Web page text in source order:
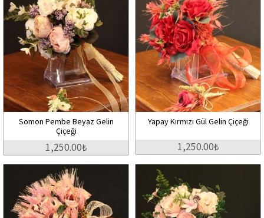
Somon Pembe Beyaz Gelin
Çiçeği
1,250.00₺
Yapay Kırmızı Gül Gelin Çiçeği
1,250.00₺